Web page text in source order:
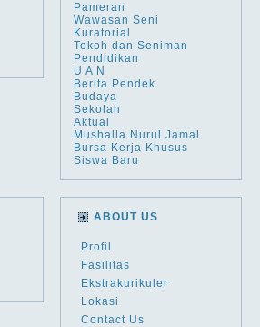
Pameran
Wawasan Seni
Kuratorial
Tokoh dan Seniman
Pendidikan
U A N
Berita Pendek
Budaya
Sekolah
Aktual
Mushalla Nurul Jamal
Bursa Kerja Khusus
Siswa Baru
ABOUT US
Profil
Fasilitas
Ekstrakurikuler
Lokasi
Contact Us